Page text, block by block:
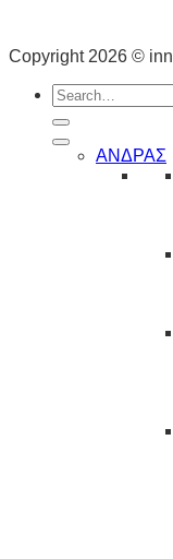
Copyright 2026 ©
Search
for:
ΑΝΔΡΑΣ